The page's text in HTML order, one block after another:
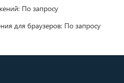
По запросу
для браузеров: По запросу